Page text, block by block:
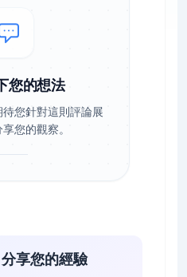
您的想法
您針對這則評論展
您的觀察。
享您的經驗